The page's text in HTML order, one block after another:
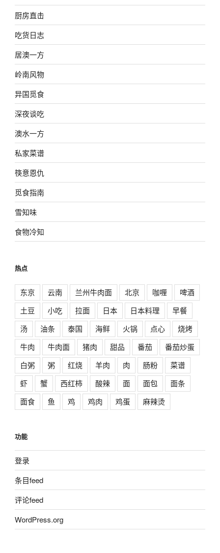
厨房直击
吃货日志
居澳一方
岭南风物
异国觅食
深夜谈吃
澳水一方
私家菜谱
筷意恩仇
觅食指南
雪知味
食物冷知
热点
东京 云南 兰州牛肉面 北京 咖喱
啤酒
土豆
小吃 拉面 日本 日本料理
早餐
汤
油条 泰国 海鲜 火锅 点心
烧烤
牛肉
牛肉面 猪肉 甜品 番茄
番茄炒蛋
白粥
粥 红烧 羊肉 肉 肠粉
菜谱
虾
蟹 西红柿 酸辣 面 面包
面条
面食
鱼 鸡 鸡肉 鸡蛋 麻辣烫
功能
登录
条目feed
评论feed
WordPress.org